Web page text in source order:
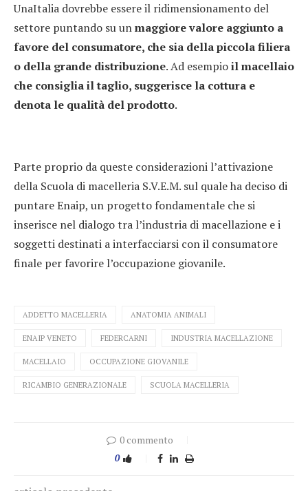
UnaItalia dovrebbe essere il ridimensionamento del
settore puntando su unmaggiore valore aggiunto a
favore del consumatore, che sia della piccola filiera
o della grande distribuzione. Ad esempioil macellaio
che consiglia il taglio, suggerisce la cottura e
denota le qualità del prodotto.
Parte proprio da queste considerazioni l’attivazione
della Scuola di macelleria S.V.E.M. sul quale ha deciso di
puntare Enaip, un progetto fondamentale che si
inserisce nel dialogo tra l’industria di macellazione e i
soggetti destinati a interfacciarsi con il consumatore
finale per favorire l’occupazione giovanile.
ADDETTO MACELLERIA ANATOMIA ANIMALI
ENAIP VENETO FEDERCARNI INDUSTRIA MACELLAZIONE
MACELLAIO OCCUPAZIONE GIOVANILE
RICAMBIO GENERAZIONALE SCUOLA MACELLERIA
0 commento
0